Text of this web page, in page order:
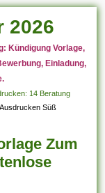
2026
Kündigung Vorlage,
Einladung,
14 Beratung
Süß
Zum